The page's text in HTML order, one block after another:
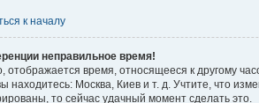
к началу
неправильное время!
отображается время, относящееся к другому
находитесь: Москва, Киев и т. д. Учтите, что
то сейчас удачный момент сделать это.